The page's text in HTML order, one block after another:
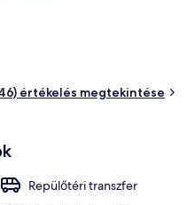
értékelés megtekintése
Repülőtéri transzfer